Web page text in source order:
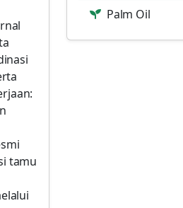
tamu
Palm Oil